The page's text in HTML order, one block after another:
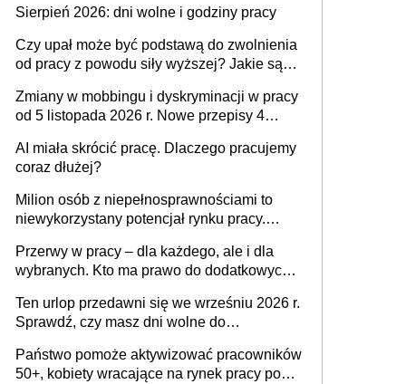
zespołu
Sierpień 2026: dni wolne i godziny pracy
Czy upał może być podstawą do zwolnienia
od pracy z powodu siły wyższej? Jakie są
Zmiany w mobbingu i dyskryminacji w pracy
od 5 listopada 2026 r. Nowe przepisy 4
Ustaw
AI miała skrócić pracę. Dlaczego pracujemy
coraz dłużej?
Milion osób z niepełnosprawnościami to
niewykorzystany potencjał rynku pracy.
dofinansowań czy refundacji, ale bariery po
stronie systemu i świadomości
pracodawców [WYWIAD]
Przerwy w pracy – dla każdego, ale i dla
wybranych. Kto ma prawo do dodatkowych
Ten urlop przedawni się we wrześniu 2026 r.
Sprawdź, czy masz dni wolne do
Państwo pomoże aktywizować pracowników
50+, kobiety wracające na rynek pracy po